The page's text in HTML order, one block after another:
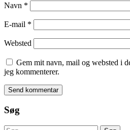
Navn *
E-mail *
Websted
Gem mit navn, mail og websted i
jeg kommenterer.
Søg